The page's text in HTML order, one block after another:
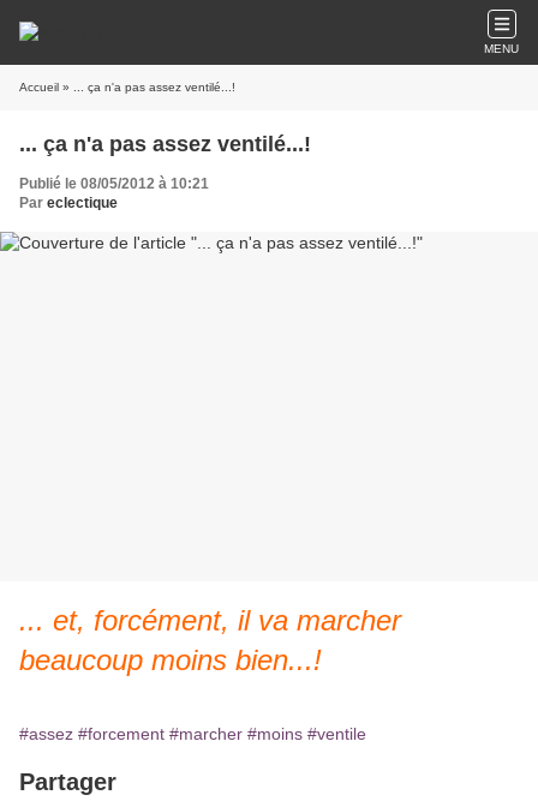
MENU
Accueil » ... ça n'a pas assez ventilé...!
... ça n'a pas assez ventilé...!
Publié le 08/05/2012 à 10:21
Par eclectique
... et, forcément, il va marcher
beaucoup moins bien...!
#assez #forcement #marcher #moins #ventile
Partager